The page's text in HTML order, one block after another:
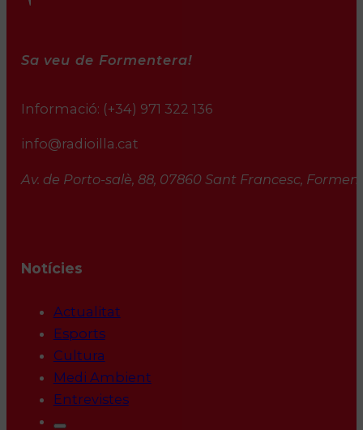
Sa veu de Formentera!
Informació: (+34) 971 322 136
info@radioilla.cat
Av. de Porto-salè, 88, 07860 Sant Francesc,
Notícies
Actualitat
Esports
Cultura
Medi Ambient
Entrevistes